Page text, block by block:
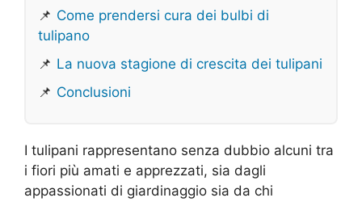
📌 Come prendersi cura dei bulbi di
tulipano
📌 La nuova stagione di crescita dei tulipani
📌 Conclusioni
I tulipani rappresentano senza dubbio alcuni tra
i fiori più amati e apprezzati, sia dagli
appassionati di giardinaggio sia da chi